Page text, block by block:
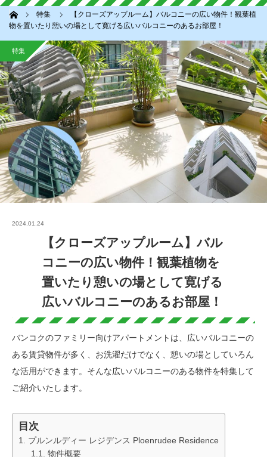
ホーム 特集
【クローズアップルーム】バルコニーの広い物件！観葉植
物を置いたり憩いの場として寛げる広いバルコニーのあるお部屋！
特集
2024.01.24
【クローズアップルーム】バル
コニーの広い物件！観葉植物を
置いたり憩いの場として寛げる
広いバルコニーのあるお部屋！
バンコクのファミリー向けアパートメントは、広いバルコニーの
ある賃貸物件が多く、お洗濯だけでなく、憩いの場としていろん
な活用ができます。そんな広いバルコニーのある物件を特集して
ご紹介いたします。
目次
プルンルディー レジデンス Ploenrudee Residence
物件概要